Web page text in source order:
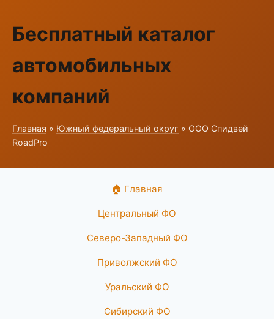
Бесплатный каталог
автомобильных
компаний
Главная » Южный федеральный округ » ООО Спидвей
RoadPro
🏠 Главная
Центральный ФО
Северо-Западный ФО
Приволжский ФО
Уральский ФО
Сибирский ФО